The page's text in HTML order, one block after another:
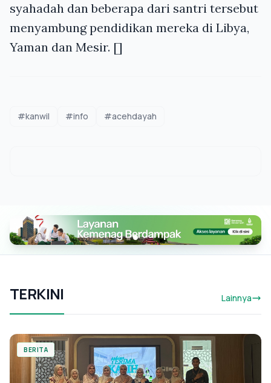
syahadah dan beberapa dari santri tersebut
menyambung pendidikan mereka di Libya,
Yaman dan Mesir. []
#kanwil #info #acehdayah
TERKINI Lainnya
BERITA